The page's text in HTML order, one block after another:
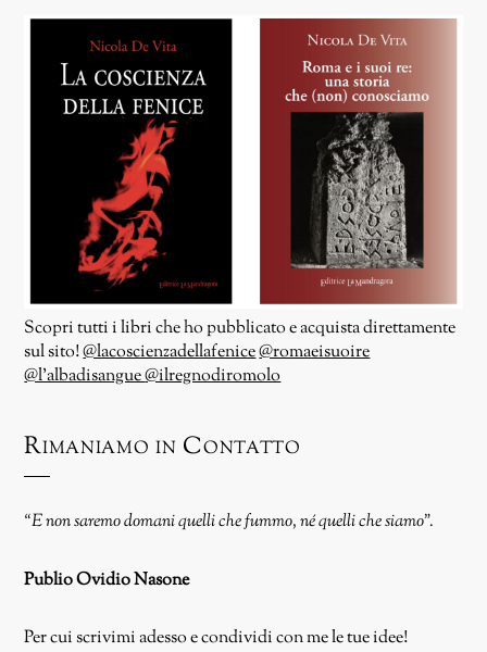
Scopri tutti i libri che ho pubblicato e acquista direttamente
sul sito!@lacoscienzadellafenice@romaeisuoire
@l’albadisangue@ilregnodiromolo
Rimaniamo in Contatto
“E non saremo domani quelli che fummo, né quelli che siamo”.
Publio Ovidio Nasone
Per cui scrivimi adesso e condividi con me le tue idee!